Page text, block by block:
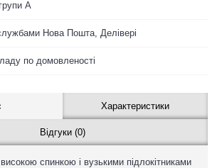
A
Нова Пошта, Делівері
по домовленості
Характеристики
Відгуки (0)
спинкою і вузькими підлокітниками